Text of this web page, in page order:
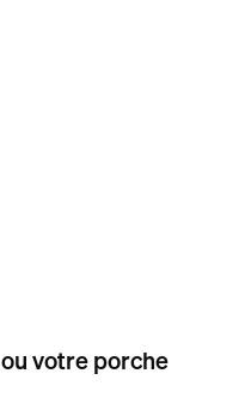
votre porche